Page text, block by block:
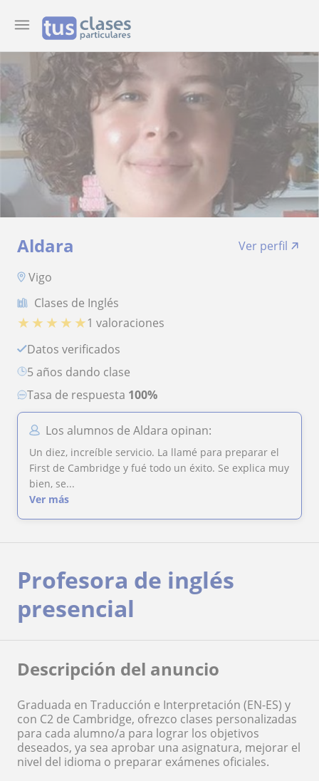
Aldara
Ver perfil
Vigo
Clases de Inglés
★ ★ ★ ★ ★1 valoraciones
Datos verificados
5 años dando clase
Tasa de respuesta 100%
Los alumnos de Aldara opinan:
Un diez, increíble servicio. La llamé para preparar el
First de Cambridge y fué todo un éxito. Se explica muy
bien, se...
Ver más
Profesora de inglés
presencial
Descripción del anuncio
Graduada en Traducción e Interpretación (EN-ES) y
con C2 de Cambridge, ofrezco clases personalizadas
para cada alumno/a para lograr los objetivos
deseados, ya sea aprobar una asignatura, mejorar el
nivel del idioma o preparar exámenes oficiales.